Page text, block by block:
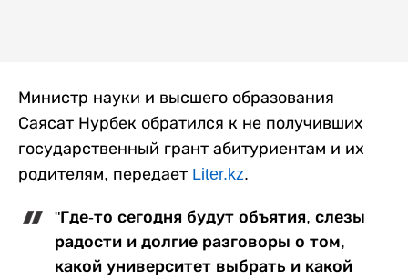
Министр науки и высшего образования
Саясат Нурбек обратился к не получивших
государственный грант абитуриентам и их
родителям, передает Liter.kz.
"Где-то сегодня будут объятия, слезы
радости и долгие разговоры о том,
какой университет выбрать и какой